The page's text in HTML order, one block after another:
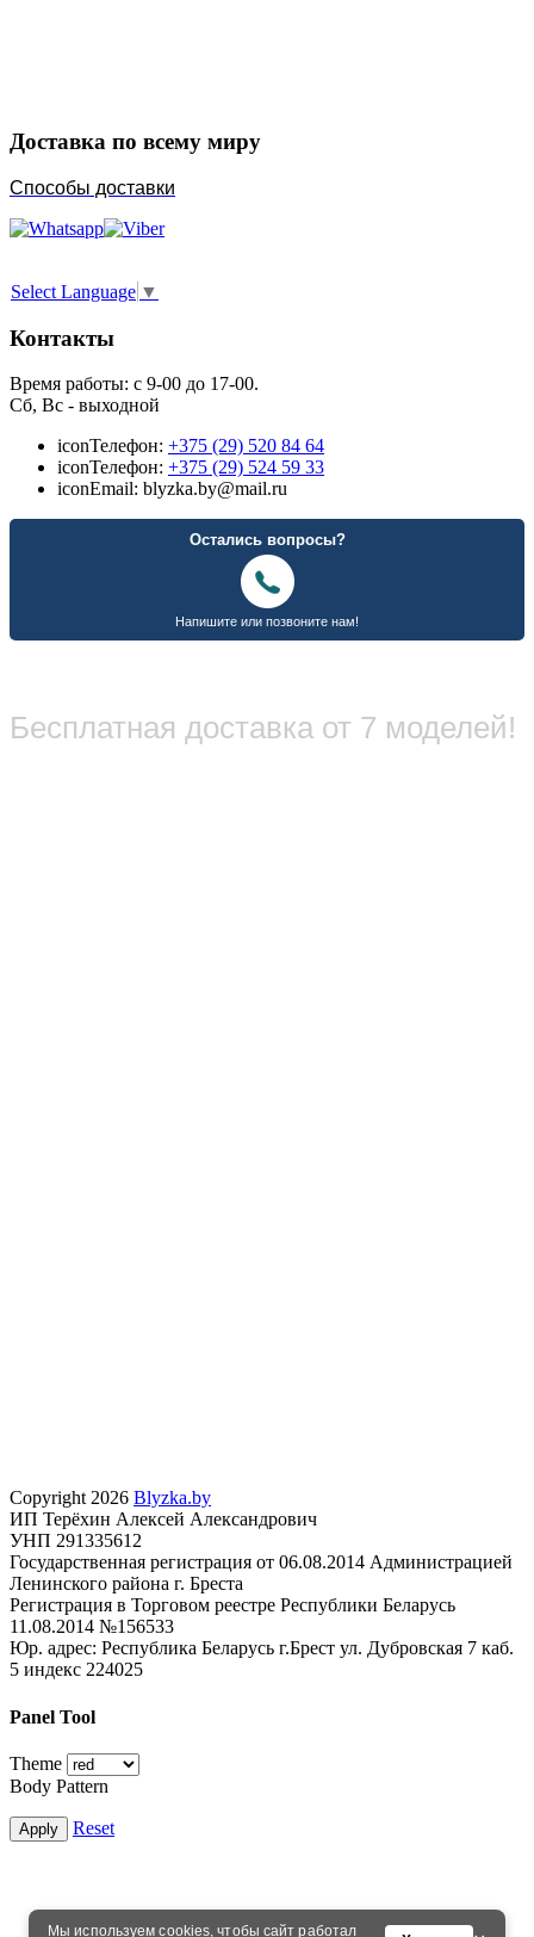
Доставка по всему миру
Способы доставки
Select Language ▼
Контакты
Время работы: с 9-00 до 17-00.
Сб, Вс - выходной
iconТелефон: +375 (29) 520 84 64
iconТелефон: +375 (29) 524 59 33
iconEmail: blyzka.by@mail.ru
Бесплатная доставка от 7 моделей!
Мы используемcookies, чтобы сайт работал
Copyright 2026 Blyzka.by
ИП Терёхин Алексей Александрович
УНП 291335612
Государственная регистрация от 06.08.2014 Администрацией
Ленинского района г. Бреста
Регистрация в Торговом реестре Республики Беларусь
11.08.2014 №156533
Юр. адрес: Республика Беларусь г.Брест ул. Дубровская 7 каб.
5 индекс 224025
Panel Tool
Theme
Body Pattern
Apply Reset